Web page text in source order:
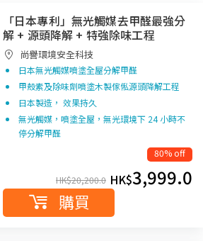
「日本專利」無光觸媒去甲醛最強分
解 + 源頭降解 + 特強除味工程
尚譽環境安全科技
日本無光觸媒噴塗全屋分解甲醛
甲殼素及除味劑噴塗木製傢俬源頭降解工程
日本製造， 效果持久
無光觸媒，噴塗全屋，無光環境下 24 小時不
停分解甲醛
80% off
HK$20,200.0 HK$3,999.0
購買